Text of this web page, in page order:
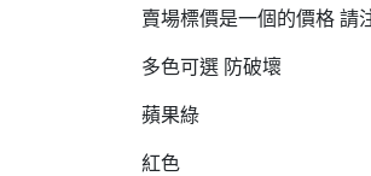
賣場標價是一個的價格 請
多色可選 防破壞
蘋果綠
紅色